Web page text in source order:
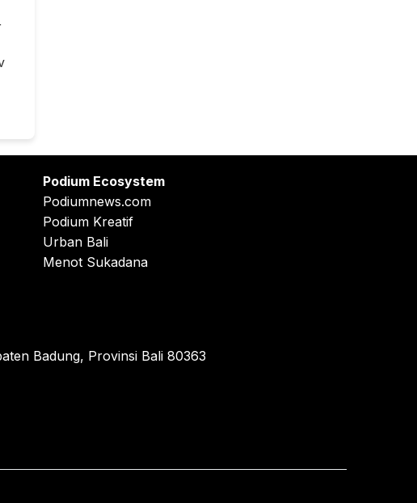
Podium Ecosystem
Podiumnews.com
Podium Kreatif
Urban Bali
Menot Sukadana
Badung, Provinsi Bali 80363